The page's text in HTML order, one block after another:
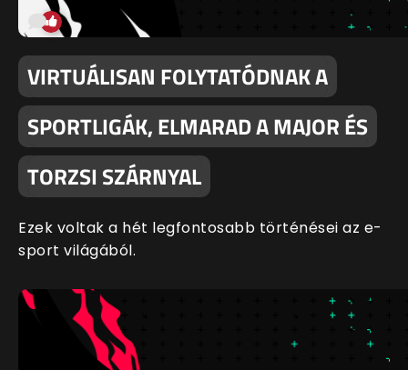
VIRTUÁLISAN FOLYTATÓDNAK A
SPORTLIGÁK, ELMARAD A MAJOR ÉS
TORZSI SZÁRNYAL
Ezek voltak a hét legfontosabb történései az e-
sport világából.